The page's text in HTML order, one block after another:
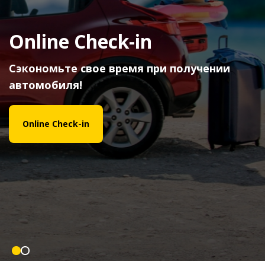
Online Check-in
Сэкономьте свое время при получении
автомобиля!
Online Check-in